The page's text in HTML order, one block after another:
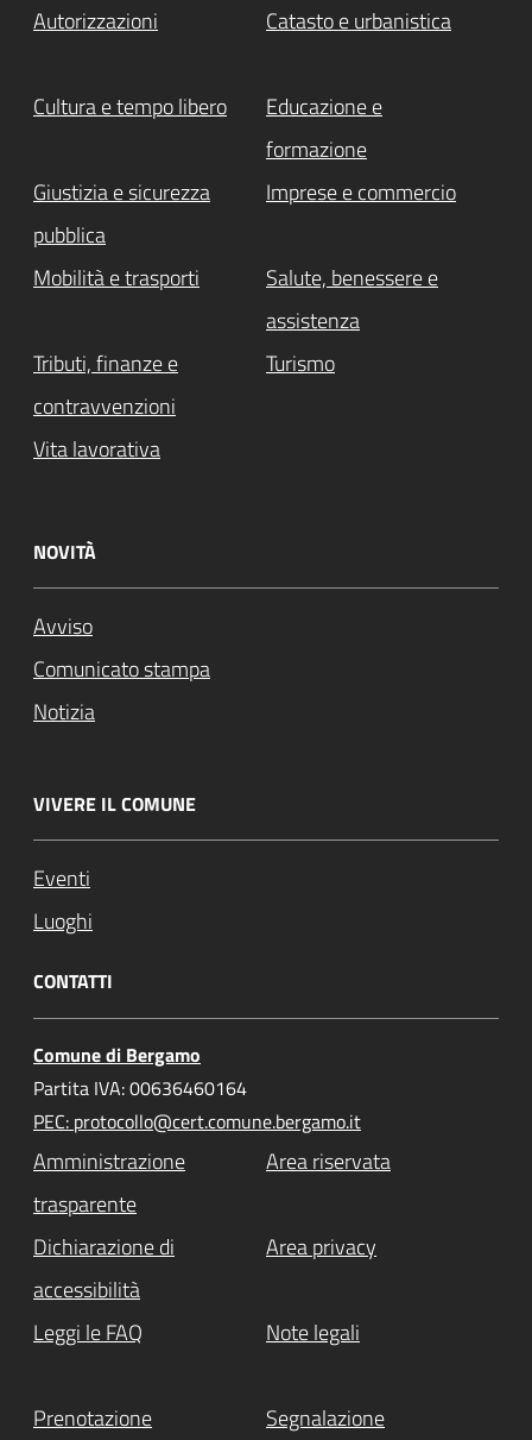
Autorizzazioni Catasto e urbanistica
Cultura e tempo libero
Educazione e
formazione
Giustizia e sicurezza
pubblica
Imprese e commercio
Mobilità e trasporti
Salute, benessere e
assistenza
Tributi, finanze e
contravvenzioni
Turismo
Vita lavorativa
NOVITÀ
Avviso
Comunicato stampa
Notizia
VIVERE IL COMUNE
Eventi
Luoghi
CONTATTI
Comune di Bergamo
Partita IVA: 00636460164
PEC: protocollo@cert.comune.bergamo.it
Amministrazione
trasparente
Area riservata
Dichiarazione di
accessibilità
Area privacy
Leggi le FAQ Note legali
Prenotazione Segnalazione